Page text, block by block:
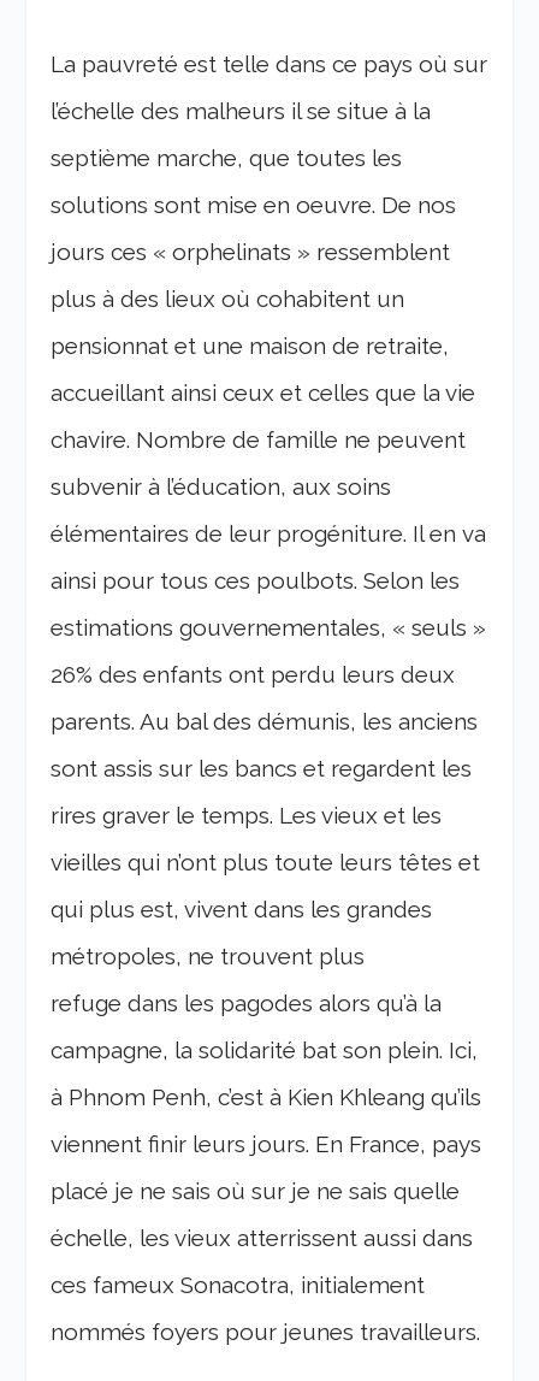
La pauvreté est telle dans ce pays où sur
l’échelle des malheurs il se situe à la
septième marche, que toutes les
solutions sont mise en oeuvre. De nos
jours ces « orphelinats » ressemblent
plus à des lieux où cohabitent un
pensionnat et une maison de retraite,
accueillant ainsi ceux et celles que la vie
chavire. Nombre de famille ne peuvent
subvenir à l’éducation, aux soins
élémentaires de leur progéniture. Il en va
ainsi pour tous ces poulbots. Selon les
estimations gouvernementales, « seuls »
26% des enfants ont perdu leurs deux
parents. Au bal des démunis, les anciens
sont assis sur les bancs et regardent les
rires graver le temps. Les vieux et les
vieilles qui n’ont plus toute leurs têtes et
qui plus est, vivent dans les grandes
métropoles, ne trouvent plus
refuge dans les pagodes alors qu’à la
campagne, la solidarité bat son plein. Ici,
à Phnom Penh, c’est à Kien Khleang qu’ils
viennent finir leurs jours. En France, pays
placé je ne sais où sur je ne sais quelle
échelle, les vieux atterrissent aussi dans
ces fameux Sonacotra, initialement
nommés foyers pour jeunes travailleurs.